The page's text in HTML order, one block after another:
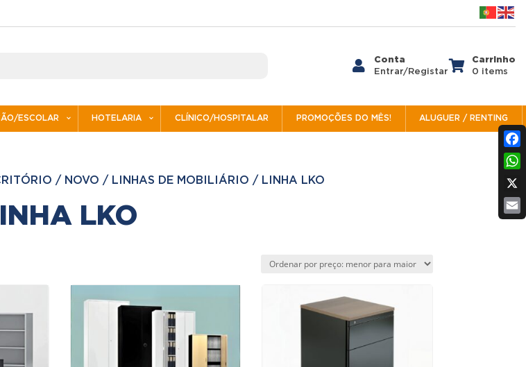

Conta
Entrar/Registar 
Carrinho
0 items
ESCOLAR HOTELARIA CLÍNICO/HOSPITALAR PROMOÇÕES DO MÊS! ALUGUER / RENTING
/ NOVO / LINHAS DE MOBILIÁRIO / LINHA LKO
LKO
X